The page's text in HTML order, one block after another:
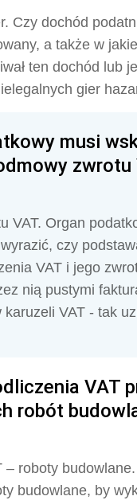
Czy dochód
a także w
ten dochód lub
gier
musi
zwrotu
VAT. Organ
czy
VAT i jego
nią pustymi
VAT - tak
VAT
robót
– roboty
budowlane, by